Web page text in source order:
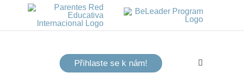
Přihlaste se k nám!